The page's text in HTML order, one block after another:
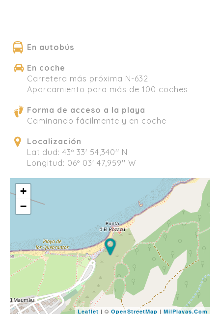
En autobús
En coche
Carretera más próxima N-632.
Aparcamiento para más de 100 coches
Forma de acceso a la playa
Caminando fácilmente y en coche
Localización
Latidud: 43º 33' 54,340'' N
Longitud: 06º 03' 47,959'' W
+
−
Leaflet | © OpenStreetMap | MilPlayas.Com